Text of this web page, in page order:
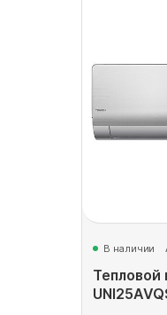
В наличии
Тепловой